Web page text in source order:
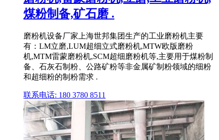
煤粉制备,矿石磨 .
磨粉机设备厂家上海世邦集团生产的工业磨粉机主要
有：LM立磨,LUM超细立式磨粉机,MTW欧版磨粉
机,MTM雷蒙磨粉机,SCM超细磨粉机等,主要用于煤粉制
备、石灰石制粉、公路矿粉等非金属矿制粉领域的细粉
和超细粉的制粉需求 .
联系电话: 180 3780 8511